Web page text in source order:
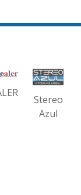
Stereo
Azul